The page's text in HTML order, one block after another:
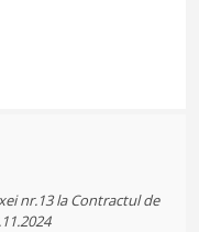
nr.13 la Contractul de